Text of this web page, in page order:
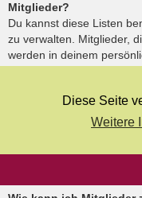
Diese Seite
Weitere
Mitglieder?
Du kannst diese Listen
zu verwalten. Mitglieder,
werden in deinem
aufgelistet. Du siehst
schnell eine Private
den du verwendest,
hervorgehoben sein.